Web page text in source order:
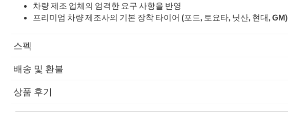
차량 제조 업체의 엄격한 요구 사항을 반영
프리미엄 차량 제조사의 기본 장착 타이어 (포드, 토요타, 닛산, 현대, GM)
스펙
배송 및 환불
상품 후기